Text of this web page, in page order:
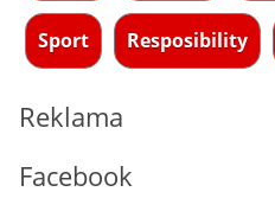
Sport Resposibility
Reklama
Facebook